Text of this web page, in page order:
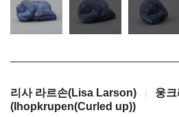
리사 라르손(Lisa Larson)
웅
(Ihopkrupen(Curled up))